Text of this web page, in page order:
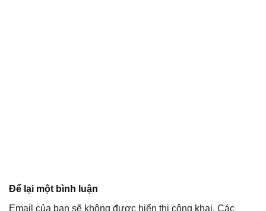
Để lại một bình luận
Email của bạn sẽ không được hiển thị công khai. Các